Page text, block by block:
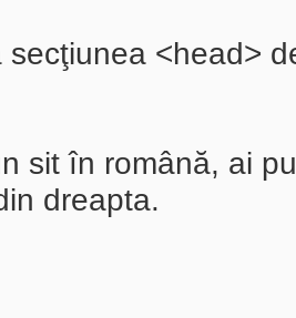
secţiunea <head>
sit în română, ai
dreapta.